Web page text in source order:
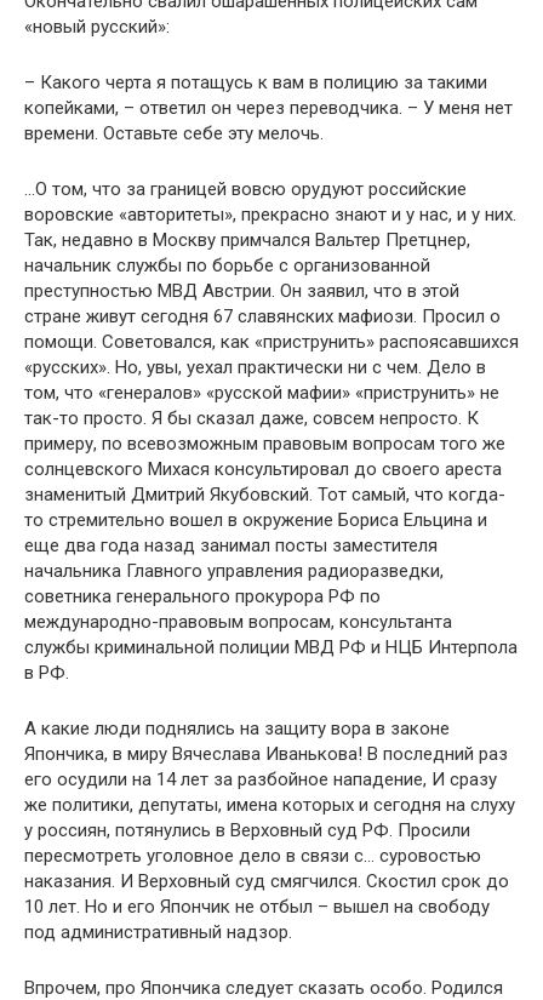
«новый русский»:
– Какого черта я потащусь к вам в полицию за такими
копейками, – ответил он через переводчика. – У меня нет
времени. Оставьте себе эту мелочь.
…О том, что за границей вовсю орудуют российские
воровские «авторитеты», прекрасно знают и у нас, и у них.
Так, недавно в Москву примчался Вальтер Претцнер,
начальник службы по борьбе с организованной
преступностью МВД Австрии. Он заявил, что в этой
стране живут сегодня 67 славянских мафиози. Просил о
помощи. Советовался, как «приструнить» распоясавшихся
«русских». Но, увы, уехал практически ни с чем. Дело в
том, что «генералов» «русской мафии» «приструнить» не
так-то просто. Я бы сказал даже, совсем непросто. К
примеру, по всевозможным правовым вопросам того же
солнцевского Михася консультировал до своего ареста
знаменитый Дмитрий Якубовский. Тот самый, что когда-
то стремительно вошел в окружение Бориса Ельцина и
еще два года назад занимал посты заместителя
начальника Главного управления радиоразведки,
советника генерального прокурора РФ по
международно-правовым вопросам, консультанта
службы криминальной полиции МВД РФ и НЦБ Интерпола
в РФ.
А какие люди поднялись на защиту вора в законе
Япончика, в миру Вячеслава Иванькова! В последний раз
его осудили на 14 лет за разбойное нападение, И сразу
же политики, депутаты, имена которых и сегодня на слуху
у россиян, потянулись в Верховный суд РФ. Просили
пересмотреть уголовное дело в связи с… суровостью
наказания. И Верховный суд смягчился. Скостил срок до
10 лет. Но и его Япончик не отбыл – вышел на свободу
под административный надзор.
Впрочем, про Япончика следует сказать особо. Родился